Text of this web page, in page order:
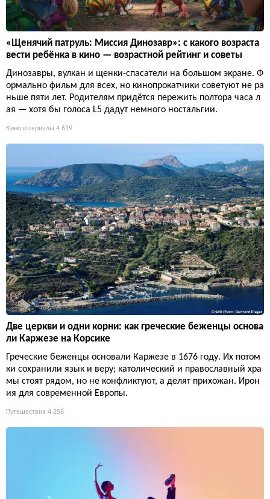
«Щенячий патруль: Миссия Динозавр»: с какого возраста
вести ребёнка в кино — возрастной рейтинг и советы
Динозавры, вулкан и щенки-спасатели на большом экране. Ф
ормально фильм для всех, но кинопрокатчики советуют не ра
ньше пяти лет. Родителям придётся пережить полтора часа л
ая — хотя бы голоса L5 дадут немного ностальгии.
Кино и сериалы 4 619
Две церкви и одни корни: как греческие беженцы основа
ли Каржезе на Корсике
Греческие беженцы основали Каржезе в 1676 году. Их потом
ки сохранили язык и веру; католический и православный хра
мы стоят рядом, но не конфликтуют, а делят прихожан. Ирон
ия для современной Европы.
Путешествия 4 258